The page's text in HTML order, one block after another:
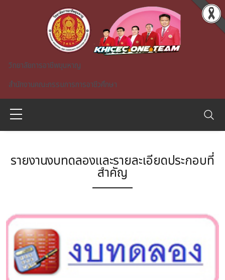
Skip to main content
วิทยาลัยการอาชีพขุนหาญ
สำนักงานคณะกรรมการการอาชีวศึกษา
รายงานงบทดลองและรายละเอียดประกอบที่
สำคัญ